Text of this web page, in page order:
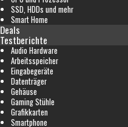
SSD, HDDs und mehr
Smart Home
Deals
Testberichte
Audio Hardware
Arbeitsspeicher
Eingabegeräte
Datenträger
Gehäuse
Gaming Stühle
Grafikkarten
Smartphone